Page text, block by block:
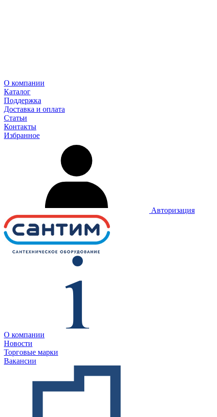
О компании
Каталог
Поддержка
Доставка и оплата
Статьи
Контакты
Избранное
Авторизация
О компании
Новости
Торговые марки
Вакансии